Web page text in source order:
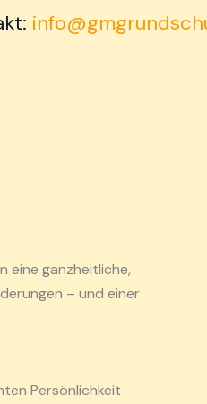
eine ganzheitliche,
– und einer
Persönlichkeit